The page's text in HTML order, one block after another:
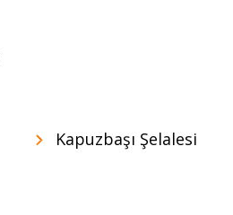
Kapuzbaşı Şelalesi